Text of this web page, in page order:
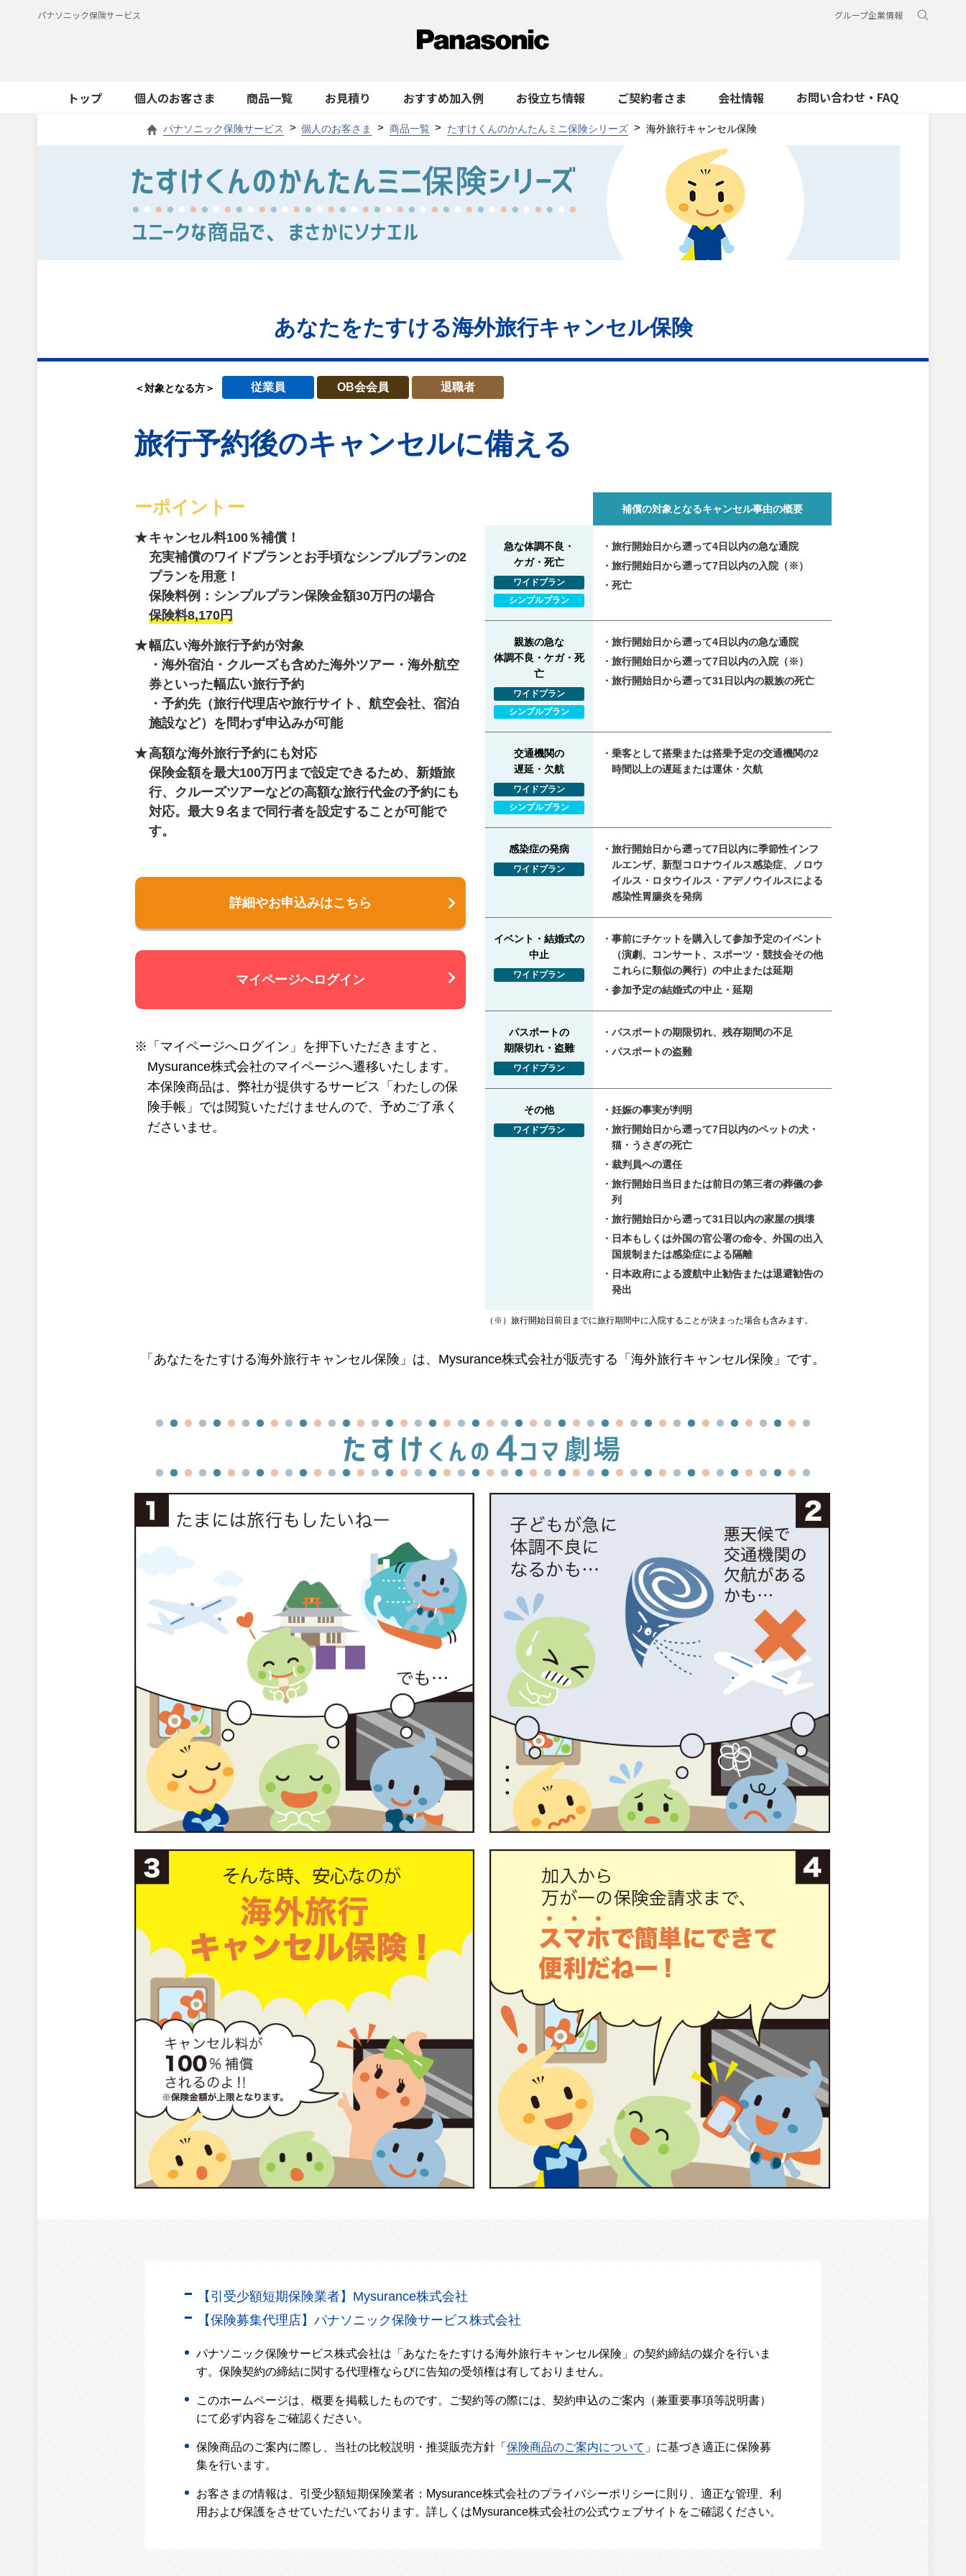
パナソニック保険サービス グループ企業情報
トップ 個人のお客さま 商品一覧 お見積り おすすめ加入例 お役立ち情報 ご契約者さま 会社情報 お問い合わせ・FAQ
パナソニック保険サービス 個人のお客さま 商品一覧 たすけくんのかんたんミニ保険シリーズ 海外旅行キャンセル保険
あなたをたすける海外旅行キャンセル保険
＜対象となる方＞ 従業員 OB会会員 退職者
旅行予約後のキャンセルに備える
ーポイントー
キャンセル料100％補償！
充実補償のワイドプランとお手頃なシンプルプランの2
プランを用意！
保険料例：シンプルプラン保険金額30万円の場合
保険料8,170円
幅広い海外旅行予約が対象
・海外宿泊・クルーズも含めた海外ツアー・海外航空
券といった幅広い旅行予約
・予約先（旅行代理店や旅行サイト、航空会社、宿泊
施設など）を問わず申込みが可能
高額な海外旅行予約にも対応
保険金額を最大100万円まで設定できるため、新婚旅
行、クルーズツアーなどの高額な旅行代金の予約にも
対応。最大９名まで同行者を設定することが可能で
す。
詳細やお申込みはこちら
マイページへログイン
※「マイページへログイン」を押下いただきますと、
Mysurance株式会社のマイページへ遷移いたします。
本保険商品は、弊社が提供するサービス「わたしの保
険手帳」では閲覧いただけませんので、予めご了承く
ださいませ。
補償の対象となるキャンセル事由の概要
急な体調不良・
ケガ・死亡
ワイドプラン
シンプルプラン
旅行開始日から遡って4日以内の急な通院
旅行開始日から遡って7日以内の入院（※）
死亡
親族の急な
体調不良・ケガ・死
亡
ワイドプラン
シンプルプラン
旅行開始日から遡って4日以内の急な通院
旅行開始日から遡って7日以内の入院（※）
旅行開始日から遡って31日以内の親族の死亡
交通機関の
遅延・欠航
ワイドプラン
シンプルプラン
乗客として搭乗または搭乗予定の交通機関の2
時間以上の遅延または運休・欠航
感染症の発病
ワイドプラン
旅行開始日から遡って7日以内に季節性インフ
ルエンザ、新型コロナウイルス感染症、ノロウ
イルス・ロタウイルス・アデノウイルスによる
感染性胃腸炎を発病
イベント・結婚式の
中止
ワイドプラン
事前にチケットを購入して参加予定のイベント
（演劇、コンサート、スポーツ・競技会その他
これらに類似の興行）の中止または延期
参加予定の結婚式の中止・延期
パスポートの
期限切れ・盗難
ワイドプラン
パスポートの期限切れ、残存期間の不足
パスポートの盗難
その他
ワイドプラン
妊娠の事実が判明
旅行開始日から遡って7日以内のペットの犬・
猫・うさぎの死亡
裁判員への選任
旅行開始日当日または前日の第三者の葬儀の参
列
旅行開始日から遡って31日以内の家屋の損壊
日本もしくは外国の官公署の命令、外国の出入
国規制または感染症による隔離
日本政府による渡航中止勧告または退避勧告の
発出
（※）旅行開始日前日までに旅行期間中に入院することが決まった場合も含みます。
「あなたをたすける海外旅行キャンセル保険」は、Mysurance株式会社が販売する「海外旅行キャンセル保険」です。
【引受少額短期保険業者】Mysurance株式会社
【保険募集代理店】パナソニック保険サービス株式会社
パナソニック保険サービス株式会社は「あなたをたすける海外旅行キャンセル保険」の契約締結の媒介を行いま
す。保険契約の締結に関する代理権ならびに告知の受領権は有しておりません。
このホームページは、概要を掲載したものです。ご契約等の際には、契約申込のご案内（兼重要事項等説明書）
にて必ず内容をご確認ください。
保険商品のご案内に際し、当社の比較説明・推奨販売方針「 保険商品のご案内について 」に基づき適正に保険募
集を行います。
お客さまの情報は、引受少額短期保険業者：Mysurance株式会社のプライバシーポリシーに則り、適正な管理、利
用および保護をさせていただいております。詳しくはMysurance株式会社の公式ウェブサイトをご確認ください。